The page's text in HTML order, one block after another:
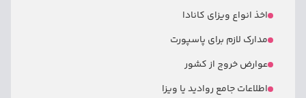
اخذ انواع ویزای کانادا
مدارک لازم برای پاسپورت
عوارض خروج از کشور
اطلاعات جامع روادید یا ویزا